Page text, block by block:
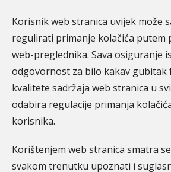
Korisnik web stranica uvijek može
regulirati primanje kolačića putem
web-preglednika. Sava osiguranje
odgovornost za bilo kakav
kvalitete sadržaja web stranica u
odabira regulacije primanja
korisnika.
Korištenjem web stranica smatra
svakom trenutku upoznati i